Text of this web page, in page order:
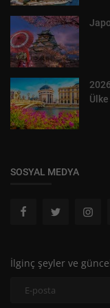
Ülke
SOSYAL MEDYA
İlginç şeyler ve